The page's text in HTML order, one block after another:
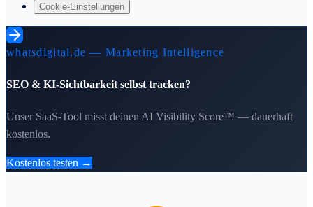
Cookie-Einstellungen
whatsdigital.de — Marketing Intelligence
SEO & KI-Sichtbarkeit selbst tracken?
Unser SaaS-Tool misst deinen AI Visibility Score™ — dauerhaft
kostenlos.
Kostenlos testen →